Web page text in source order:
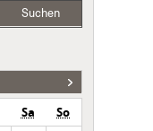
Suchen
Sa
So